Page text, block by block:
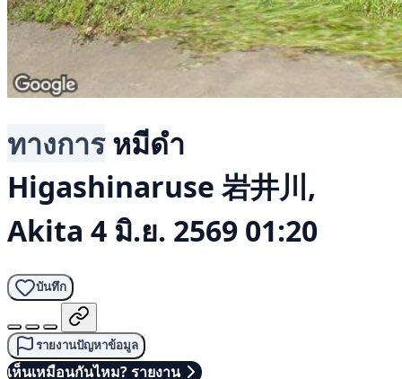
ทางการ หมีดำ
Higashinaruse 岩井川,
Akita 4 มิ.ย. 2569 01:20
บันทึก
รายงานปัญหาข้อมูล
เห็นเหมือนกันไหม? รายงาน